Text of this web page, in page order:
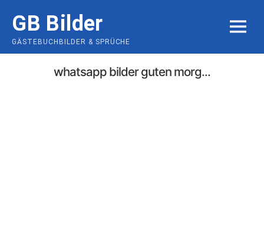
content
GB Bilder
GÄSTEBUCHBILDER & SPRÜCHE
MENU
whatsapp bilder guten morg...